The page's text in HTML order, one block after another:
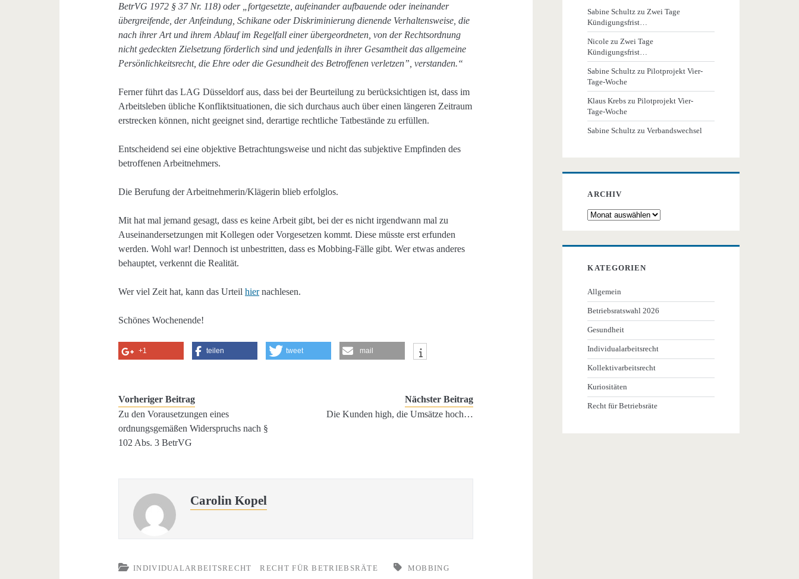
BetrVG 1972 § 37 Nr. 118) oder „fortgesetzte, aufeinander aufbauende oder ineinander
übergreifende, der Anfeindung, Schikane oder Diskriminierung dienende Verhaltensweise, die
nach ihrer Art und ihrem Ablauf im Regelfall einer übergeordneten, von der Rechtsordnung
nicht gedeckten Zielsetzung förderlich sind und jedenfalls in ihrer Gesamtheit das allgemeine
Persönlichkeitsrecht, die Ehre oder die Gesundheit des Betroffenen verletzen”, verstanden.“
Ferner führt das LAG Düsseldorf aus, dass bei der Beurteilung zu berücksichtigen ist, dass im
Arbeitsleben übliche Konfliktsituationen, die sich durchaus auch über einen längeren Zeitraum
erstrecken können, nicht geeignet sind, derartige rechtliche Tatbestände zu erfüllen.
Entscheidend sei eine objektive Betrachtungsweise und nicht das subjektive Empfinden des
betroffenen Arbeitnehmers.
Die Berufung der Arbeitnehmerin/Klägerin blieb erfolglos.
Mit hat mal jemand gesagt, dass es keine Arbeit gibt, bei der es nicht irgendwann mal zu
Auseinandersetzungen mit Kollegen oder Vorgesetzen kommt. Diese müsste erst erfunden
werden. Wohl war! Dennoch ist unbestritten, dass es Mobbing-Fälle gibt. Wer etwas anderes
behauptet, verkennt die Realität.
Wer viel Zeit hat, kann das Urteilhiernachlesen.
Schönes Wochenende!
+1 teilen tweet mail
Vorheriger Beitrag
Zu den Vorausetzungen eines
ordnungsgemäßen Widerspruchs nach §
102 Abs. 3 BetrVG
Nächster Beitrag
Die Kunden high, die Umsätze hoch…
Carolin Kopel
INDIVIDUALARBEITSRECHT RECHT FÜR BETRIEBSRÄTE MOBBING
Sabine Schultz zu Zwei Tage
Kündigungsfrist…
Nicole zu Zwei Tage
Kündigungsfrist…
Sabine Schultz zuPilotprojekt Vier-
Tage-Woche
Klaus Krebs zuPilotprojekt Vier-
Tage-Woche
Sabine Schultz zuVerbandswechsel
ARCHIV
Archiv
KATEGORIEN
Allgemein
Betriebsratswahl 2026
Gesundheit
Individualarbeitsrecht
Kollektivarbeitsrecht
Kuriositäten
Recht für Betriebsräte